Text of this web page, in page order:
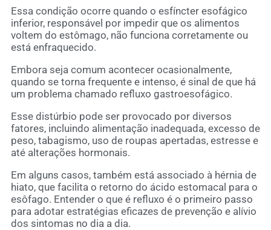
Essa condição ocorre quando o esfíncter esofágico
inferior, responsável por impedir que os alimentos
voltem do estômago, não funciona corretamente ou
está enfraquecido.
Embora seja comum acontecer ocasionalmente,
quando se torna frequente e intenso, é sinal de que há
um problema chamado refluxo gastroesofágico.
Esse distúrbio pode ser provocado por diversos
fatores, incluindo alimentação inadequada, excesso de
peso, tabagismo, uso de roupas apertadas, estresse e
até alterações hormonais.
Em alguns casos, também está associado à hérnia de
hiato, que facilita o retorno do ácido estomacal para o
esôfago. Entender o que é refluxo é o primeiro passo
para adotar estratégias eficazes de prevenção e alívio
dos sintomas no dia a dia.